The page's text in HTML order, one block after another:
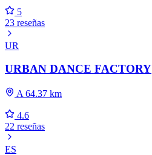
5
23 reseñas
UR
URBAN DANCE FACTORY
A 64.37 km
4.6
22 reseñas
ES